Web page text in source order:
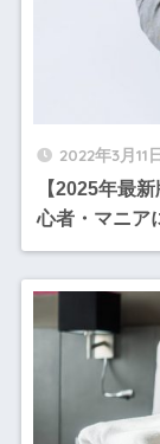
2022年3月11
【2025年最
心者・マニア